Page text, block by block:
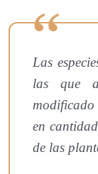
Las
las que
en
de las